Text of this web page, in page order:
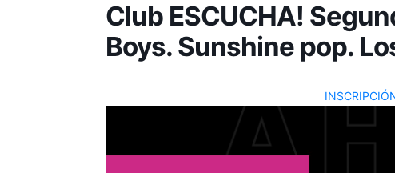
Club ESCUCHA!
Boys. Sunshine pop.